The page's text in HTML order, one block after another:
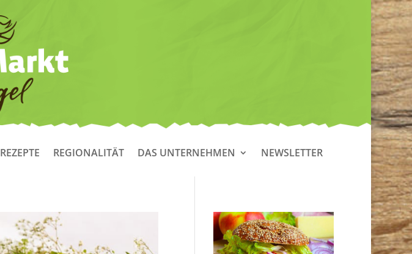
REZEPTE REGIONALITÄT DAS UNTERNEHMEN NEWSLETTER